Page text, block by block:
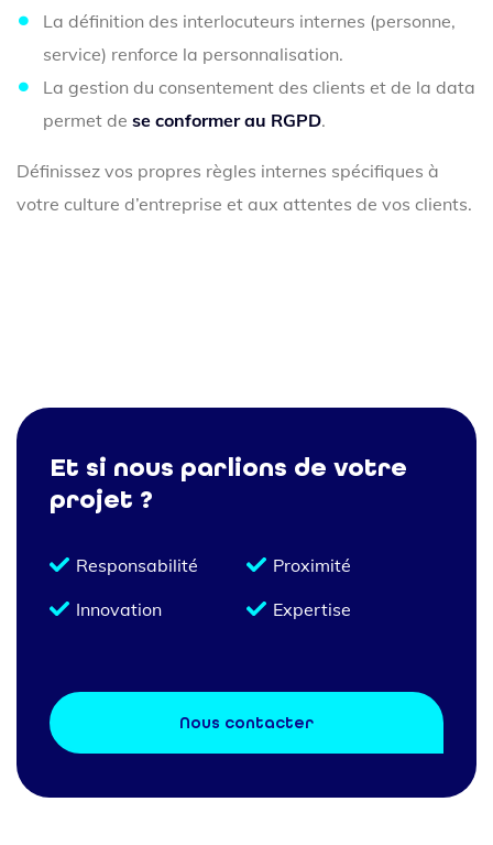
La définition des interlocuteurs internes (personne,
service) renforce la personnalisation.
La gestion du consentement des clients et de la data
permet de se conformer au RGPD.
Définissez vos propres règles internes spécifiques à
votre culture d’entreprise et aux attentes de vos clients.
Et si nous parlions de votre
projet ?
Responsabilité
Proximité
Innovation
Expertise
Nous contacter